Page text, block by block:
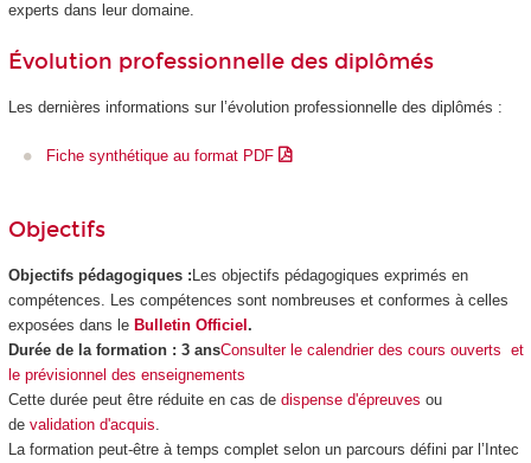
experts dans leur domaine.
Évolution professionnelle des diplômés
Les dernières informations sur l’évolution professionnelle des diplômés :
Fiche synthétique au format PDF
Objectifs
Objectifs pédagogiques : Les objectifs pédagogiques exprimés en
compétences. Les compétences sont nombreuses et conformes à celles
exposées dans le Bulletin Officiel .
Durée de la formation : 3 ansConsulter le calendrier des cours ouverts et
le prévisionnel des enseignements
Cette durée peut être réduite en cas de dispense d'épreuves ou
de validation d'acquis
La formation peut-être à temps complet selon un parcours défini par l’Intec